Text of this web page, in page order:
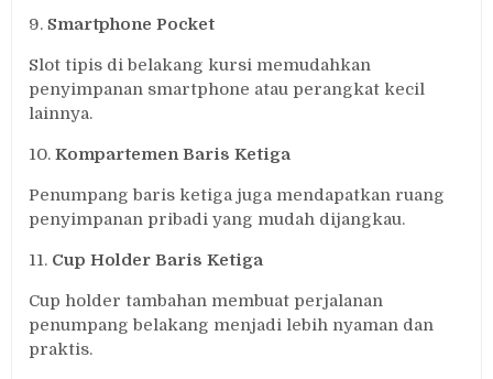
9.Smartphone Pocket
Slot tipis di belakang kursi memudahkan
penyimpanan smartphone atau perangkat kecil
lainnya.
10.Kompartemen Baris Ketiga
Penumpang baris ketiga juga mendapatkan ruang
penyimpanan pribadi yang mudah dijangkau.
11. Cup Holder Baris Ketiga
Cup holder tambahan membuat perjalanan
penumpang belakang menjadi lebih nyaman dan
praktis.